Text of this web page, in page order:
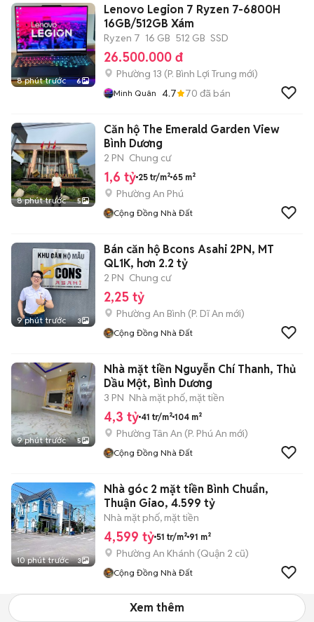
8 phút trước 6
Lenovo Legion 7 Ryzen 7-6800H
16GB/512GB Xám
Ryzen 7 16 GB 512 GB SSD
26.500.000 đ
Phường 13 (P. Bình Lợi Trung mới)
Minh Quân 4.7 70 đã bán
8 phút trước 5
Căn hộ The Emerald Garden View
Bình Dương
2 PN Chung cư
1,6 tỷ 25 tr/m² 65 m²
Phường An Phú
Cộng Đồng Nhà Đất
9 phút trước 3
Bán căn hộ Bcons Asahi 2PN, MT
QL1K, hơn 2.2 tỷ
2 PN Chung cư
2,25 tỷ
Phường An Bình (P. Dĩ An mới)
Cộng Đồng Nhà Đất
9 phút trước 5
Nhà mặt tiền Nguyễn Chí Thanh, Thủ
Dầu Một, Bình Dương
3 PN Nhà mặt phố, mặt tiền
4,3 tỷ 41 tr/m² 104 m²
Phường Tân An (P. Phú An mới)
Cộng Đồng Nhà Đất
10 phút trước 3
Nhà góc 2 mặt tiền Bình Chuẩn,
Thuận Giao, 4.599 tỷ
Nhà mặt phố, mặt tiền
4,599 tỷ 51 tr/m² 91 m²
Phường An Khánh (Quận 2 cũ)
Cộng Đồng Nhà Đất
Xem thêm